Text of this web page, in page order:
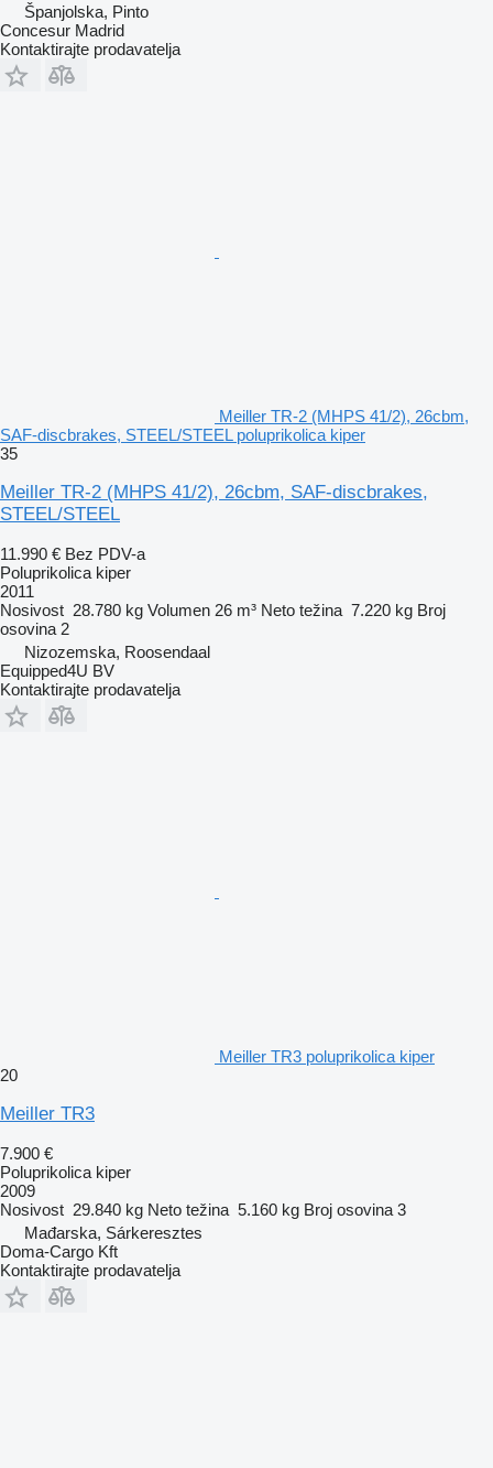
Španjolska, Pinto
Concesur Madrid
Kontaktirajte prodavatelja
Meiller TR-2 (MHPS 41/2), 26cbm,
SAF-discbrakes, STEEL/STEEL poluprikolica kiper
35
Meiller TR-2 (MHPS 41/2), 26cbm, SAF-discbrakes,
STEEL/STEEL
11.990 € Bez PDV-a
Poluprikolica kiper
2011
Nosivost 28.780 kg Volumen 26 m³ Neto težina 7.220 kg Broj
osovina 2
Nizozemska, Roosendaal
Equipped4U BV
Kontaktirajte prodavatelja
Meiller TR3 poluprikolica kiper
20
Meiller TR3
7.900 €
Poluprikolica kiper
2009
Nosivost 29.840 kg Neto težina 5.160 kg Broj osovina 3
Mađarska, Sárkeresztes
Doma-Cargo Kft
Kontaktirajte prodavatelja